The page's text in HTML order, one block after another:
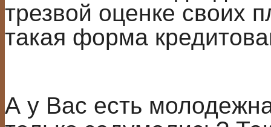
трезвой оценке своих
такая форма
А у Вас есть